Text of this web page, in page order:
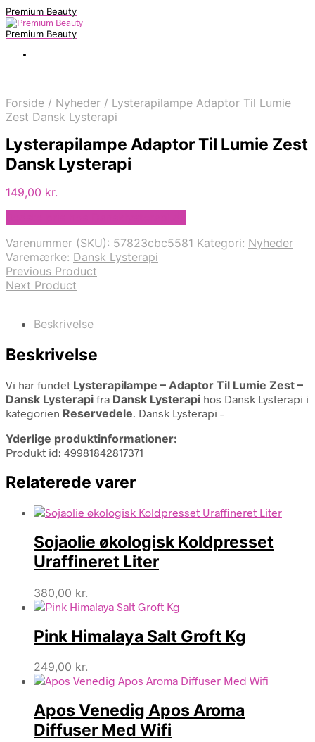
Premium Beauty
Premium Beauty
Forside / Nyheder / Lysterapilampe Adaptor Til Lumie
Zest Dansk Lysterapi
Lysterapilampe Adaptor Til Lumie Zest
Dansk Lysterapi
149,00 kr.
Varenummer (SKU): 57823cbc5581 Kategori: Nyheder
Varemærke: Dansk Lysterapi
Previous Product
Next Product
Beskrivelse
Beskrivelse
Vi har fundet Lysterapilampe – Adaptor Til Lumie Zest –
Dansk Lysterapi fra Dansk Lysterapi hos Dansk Lysterapi i
kategorien Reservedele. Dansk Lysterapi –
Yderlige produktinformationer:
Produkt id: 49981842817371
Relaterede varer
Sojaolie økologisk Koldpresset
Uraffineret Liter
380,00 kr.
Pink Himalaya Salt Groft Kg
249,00 kr.
Apos Venedig Apos Aroma
Diffuser Med Wifi